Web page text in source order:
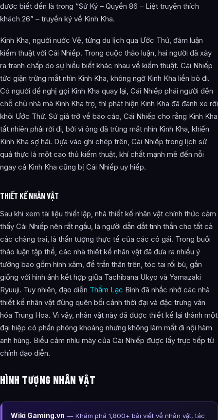
được biết đến là trong “Sử Ký – Quyển 86 – Liệt truyện thích
khách 26” – truyền ký về Kinh Kha.
Kinh Kha, người nước Vệ, từng du lịch qua Ước Thứ, đàm luận
kiếm thuật với Cái Nhiếp. Trong cuộc thảo luận, hai người đã xảy
ra tranh chấp do sự hiểu biết khác nhau về kiếm thuật. Cái Nhiếp
tức giận trừng mắt nhìn Kinh Kha, không ngờ Kinh Kha liền bỏ đi.
Có người đề nghị gọi Kinh Kha quay lại, Cái Nhiếp phái người đến
chỗ chủ nhà mà Kinh Kha trọ, thì phát hiện Kinh Kha đã đánh xe rời
khỏi Ước Thứ. Sứ giả trở về báo cáo, Cái Nhiếp cho rằng Kinh Kha
tất nhiên phải rời đi, bởi vì ông đã trừng mắt nhìn Kinh Kha, khiến
Kinh Kha sợ hãi. Dựa vào ghi chép trên, Cái Nhiếp trong lịch sử
quả thực là một cao thủ kiếm thuật, khí chất mạnh mẽ đến nỗi
ngay cả Kinh Kha cũng bị Cái Nhiếp uy hiếp.
THIẾT KẾ NHÂN VẬT
Sau khi xem tài liệu thiết lập, nhà thiết kế nhân vật chính thức cảm
thấy Cái Nhiếp nên rất ngầu, là người dẫn dắt tinh thần cho tất cả
các chàng trai, là thần tượng thực tế của các cô gái. Trong buổi
thảo luận tập thể, các nhà thiết kế nhân vật đã đưa ra nhiều ý
tưởng bao gồm hình xăm, để trần thân trên, tóc tai rối bù, gần
giống với hình ảnh kết hợp giữa Tachibana Ukyo và Yamazaki
Ryuuji. Tuy nhiên, đạo diễn Thẩm Lạc Bình đã nhắc nhở các nhà
thiết kế nhân vật đừng quên bối cảnh thời đại và đặc trưng văn
hóa Trung Hoa. Vì vậy, nhân vật này đã được thiết kế lại thành một
đại hiệp có phần phóng khoáng nhưng không làm mất đi nội hàm
anh hùng. Biểu cảm nhíu mày của Cái Nhiếp được lấy trực tiếp từ
chính đạo diễn.
HÌNH TƯỢNG NHÂN VẬT
Wiki Gaming.vn — Khám phá 1,800+ bài viết về nhân vật, tác